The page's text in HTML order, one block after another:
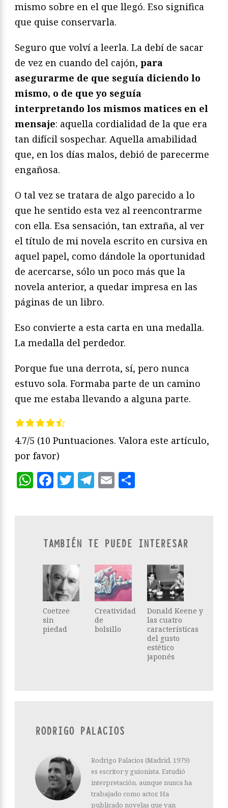
mismo sobre en el que llegó. Eso significa
que quise conservarla.
Seguro que volví a leerla. La debí de sacar
de vez en cuando del cajón, para
asegurarme de que seguía diciendo lo
mismo, o de que yo seguía
interpretando los mismos matices en el
mensaje: aquella cordialidad de la que era
tan difícil sospechar. Aquella amabilidad
que, en los días malos, debió de parecerme
engañosa.
O tal vez se tratara de algo parecido a lo
que he sentido esta vez al reencontrarme
con ella. Esa sensación, tan extraña, al ver
el título de mi novela escrito en cursiva en
aquel papel, como dándole la oportunidad
de acercarse, sólo un poco más que la
novela anterior, a quedar impresa en las
páginas de un libro.
Eso convierte a esta carta en una medalla.
La medalla del perdedor.
Porque fue una derrota, sí, pero nunca
estuvo sola. Formaba parte de un camino
que me estaba llevando a alguna parte.
4.7/5 (10 Puntuaciones. Valora este artículo,
por favor)
WhatsApp
Facebook
Twitter
Telegram
Email
TAMBIÉN TE PUEDE INTERESAR
Coetzee
sin
piedad
Creatividad
de
bolsillo
Donald Keene y
las cuatro
características
del gusto
estético
japonés
RODRIGO PALACIOS
Rodrigo Palacios (Madrid, 1979)
es escritor y guionista. Estudió
interpretación, aunque nunca ha
trabajado como actor. Ha
publicado novelas que van